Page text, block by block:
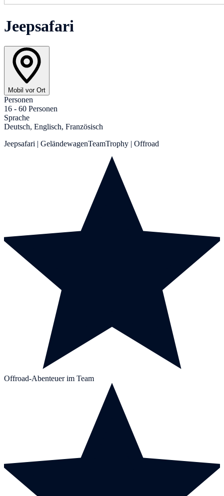
Jeepsafari
Mobil vor Ort
Personen
16 - 60 Personen
Sprache
Deutsch, Englisch, Französisch
Jeepsafari | GeländewagenTeamTrophy | Offroad
Offroad-Abenteuer im Team